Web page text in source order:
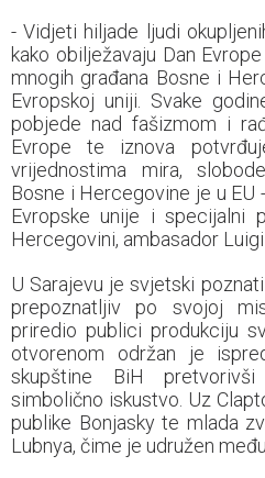
- Vidjeti hiljade ljudi
kako obilježavaju Dan
mnogih građana Bosne i
Evropskoj uniji. Svake
pobjede nad fašizmom i
Evrope te iznova
vrijednostima mira,
Bosne i Hercegovine je u
Evropske unije i specijalni
Hercegovini, ambasador
U Sarajevu je svjetski
prepoznatljiv po svojoj
priredio publici produkciju
otvorenom održan je
skupštine BiH
simbolično iskustvo. Uz
publike Bonjasky te mlada
Lubnya, čime je udružen